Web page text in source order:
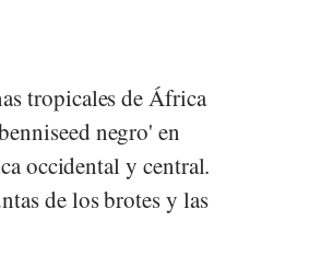
tropicales de África
negro' en
occidental y central.
de los brotes y las